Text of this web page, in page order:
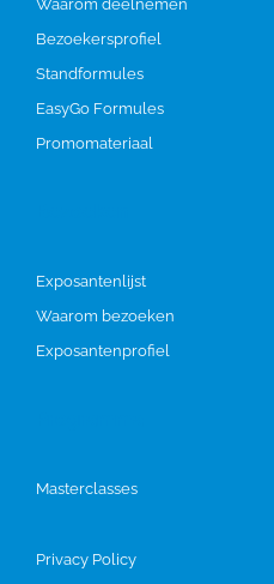
Waarom deelnemen
Bezoekersprofiel
Standformules
EasyGo Formules
Promomateriaal
Exposantenlijst
Waarom bezoeken
Exposantenprofiel
Masterclasses
Privacy Policy